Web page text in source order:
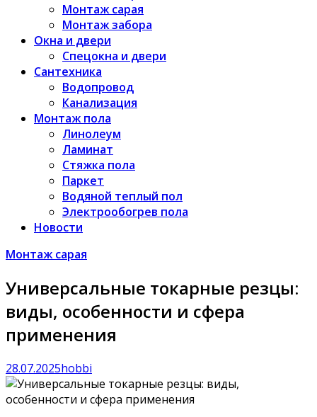
Монтаж сарая
Монтаж забора
Окна и двери
Спецокна и двери
Сантехника
Водопровод
Канализация
Монтаж пола
Линолеум
Ламинат
Стяжка пола
Паркет
Водяной теплый пол
Электрообогрев пола
Новости
Монтаж сарая
Универсальные токарные резцы:
виды, особенности и сфера
применения
28.07.2025hobbi